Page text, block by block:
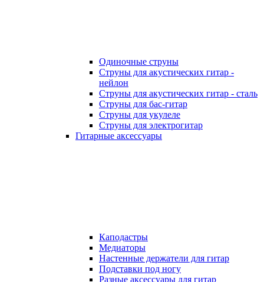
Одиночные струны
Струны для акустических гитар -
нейлон
Струны для акустических гитар - сталь
Струны для бас-гитар
Струны для укулеле
Струны для электрогитар
Гитарные аксессуары
Каподастры
Медиаторы
Настенные держатели для гитар
Подставки под ногу
Разные аксессуары для гитар